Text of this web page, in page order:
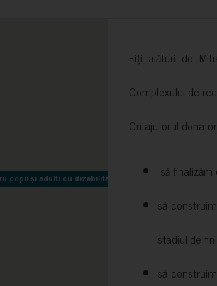
copii și adulti cu dizabilitati neuromotorii Sfântul
copii și adulti cu dizabilitati neuromotorii Sfântul
Fiți alături de
Complexului de
Cu ajutorul
să
să
stadiul de
să